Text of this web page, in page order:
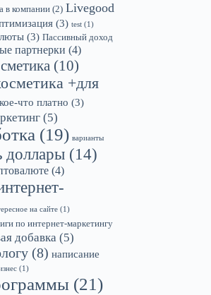
в компании (2) Livegood
(3) test (1)
(3) Пассивный доход
партнерки (4)
(10)
+для
что платно (3)
(5)
(19) варианты
доллары (14)
(4)
на сайте (1)
по интернет-маркетингу
добавка (5)
(8) написание
(1)
(21)